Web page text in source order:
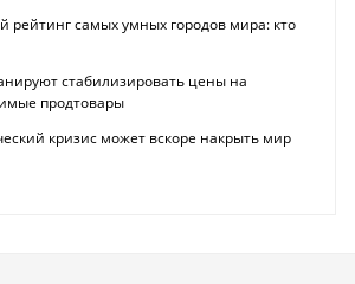
рейтинг самых умных городов мира: кто
стабилизировать цены на
продтовары
кризис может вскоре накрыть мир